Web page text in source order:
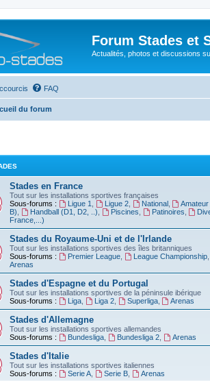
Forum Stades et
Actualités, photos et discussions
FAQ
du forum
Stades en France
Tout sur les installations sportives françaises
Sous-forums :
Ligue 1 Ligue 2, National,
B)
Handball (D1, D2, ..) Piscines Patinoires
France,...)
Stades du Royaume-Uni et de l'Irlande
Tout sur les installations sportives des îles britanniques
Sous-forums :
Premier League, League Championship,
Arenas
Stades d'Espagne et du Portugal
Tout sur les installations sportives de la péninsule ibérique
Sous-forums :
Liga, Liga 2, Superliga, Arenas
Stades d'Allemagne
Tout sur les installations sportives allemandes
Sous-forums :
Bundesliga, Bundesliga 2, Arenas
Stades d'Italie
Tout sur les installations sportives italiennes
Sous-forums :
Serie A, Serie B, Arenas